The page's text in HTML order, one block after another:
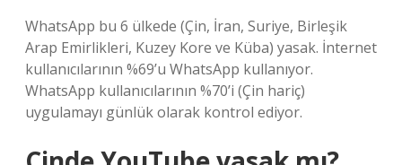
WhatsApp bu 6 ülkede (Çin, İran, Suriye, Birleşik
Arap Emirlikleri, Kuzey Kore ve Küba) yasak. İnternet
kullanıcılarının %69’u WhatsApp kullanıyor.
WhatsApp kullanıcılarının %70’i (Çin hariç)
uygulamayı günlük olarak kontrol ediyor.